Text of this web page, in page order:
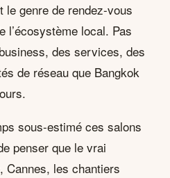
le genre de rendez-vous
l’écosystème local. Pas
des services, des
de réseau que Bangkok
sous-estimé ces salons
penser que le vrai
Cannes, les chantiers